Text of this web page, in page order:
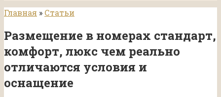
Главная » Статьи
Размещение в номерах стандарт,
комфорт, люкс чем реально
отличаются условия и
оснащение